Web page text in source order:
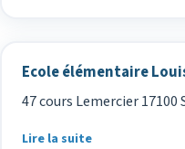
Ecole élémentaire
47 cours Lemercier 17100
Lire la suite